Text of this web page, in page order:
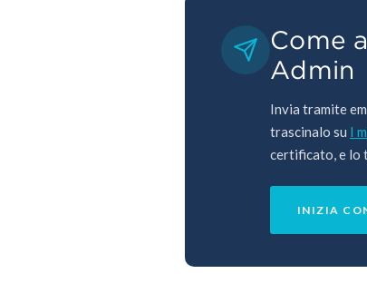
Come
Admin
Invia tramite
trascinalo su I
certificato, e lo
INIZIA